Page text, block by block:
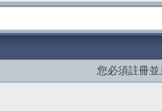
您必須註冊